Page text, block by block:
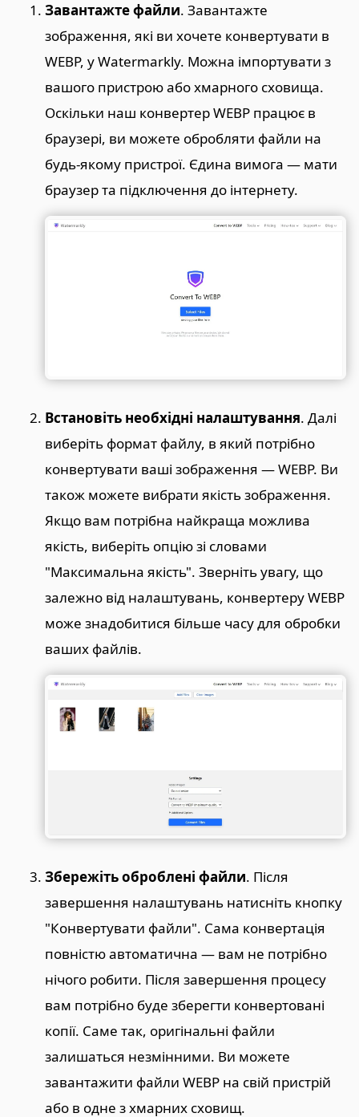
Завантажте файли. Завантажте
зображення, які ви хочете конвертувати в
WEBP, у Watermarkly. Можна імпортувати з
вашого пристрою або хмарного сховища.
Оскільки наш конвертер WEBP працює в
браузері, ви можете обробляти файли на
будь-якому пристрої. Єдина вимога — мати
браузер та підключення до інтернету.
Встановіть необхідні налаштування. Далі
виберіть формат файлу, в який потрібно
конвертувати ваші зображення — WEBP. Ви
також можете вибрати якість зображення.
Якщо вам потрібна найкраща можлива
якість, виберіть опцію зі словами
"Максимальна якість". Зверніть увагу, що
залежно від налаштувань, конвертеру WEBP
може знадобитися більше часу для обробки
ваших файлів.
Збережіть оброблені файли. Після
завершення налаштувань натисніть кнопку
"Конвертувати файли". Сама конвертація
повністю автоматична — вам не потрібно
нічого робити. Після завершення процесу
вам потрібно буде зберегти конвертовані
копії. Саме так, оригінальні файли
залишаться незмінними. Ви можете
завантажити файли WEBP на свій пристрій
або в одне з хмарних сховищ.